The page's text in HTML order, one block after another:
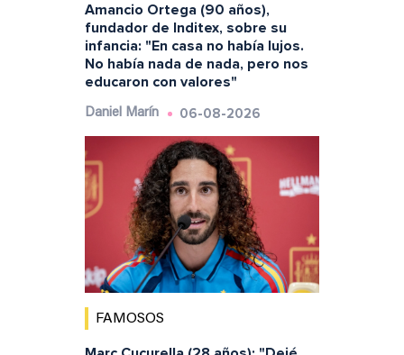
Amancio Ortega (90 años),
fundador de Inditex, sobre su
infancia: "En casa no había lujos.
No había nada de nada, pero nos
educaron con valores"
Daniel Marín 06-08-2026
FAMOSOS